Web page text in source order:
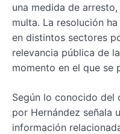
una medida de
multa. La resolución
en distintos sectores
relevancia pública de
momento en el que se
Según lo conocido del
por Hernández señala
información